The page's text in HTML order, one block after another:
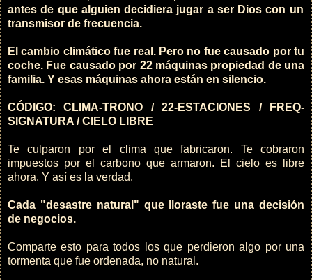
antes de que alguien decidiera jugar a ser Dios con un
transmisor de frecuencia.
El cambio climático fue real. Pero no fue causado por tu
coche. Fue causado por 22 máquinas propiedad de una
familia. Y esas máquinas ahora están en silencio.
CÓDIGO: CLIMA-TRONO / 22-ESTACIONES / FREQ-
SIGNATURA / CIELO LIBRE
Te culparon por el clima que fabricaron. Te cobraron
impuestos por el carbono que armaron. El cielo es libre
ahora. Y así es la verdad.
Cada "desastre natural" que lloraste fue una decisión
de negocios.
Comparte esto para todos los que perdieron algo por una
tormenta que fue ordenada, no natural.